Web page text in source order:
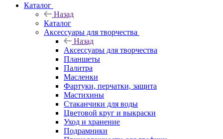
Каталог
Назад
Каталог
Аксессуары для творчества
Назад
Аксессуары для творчества
Планшеты
Палитра
Масленки
Фартуки, перчатки, защита
Мастихины
Стаканчики для воды
Цветовой круг и выкраски
Уход и хранение
Подрамники